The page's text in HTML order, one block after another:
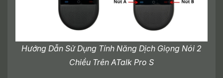
Hướng Dẫn Sử Dụng Tính Năng Dịch Giọng Nói 2
Chiều Trên ATalk Pro S